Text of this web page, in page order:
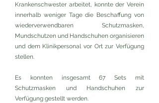
Krankenschwester arbeitet, konnte der Verein
innerhalb weniger Tage die Beschaffung von
wiederverwendbaren Schutzmasken,
Mundschutzen und Handschuhen organisieren
und dem Klinikpersonal vor Ort zur Verfügung
stellen.
Es konnten insgesamt 67 Sets mit
Schutzmasken und Handschuhen zur
Verfügung gestellt werden.